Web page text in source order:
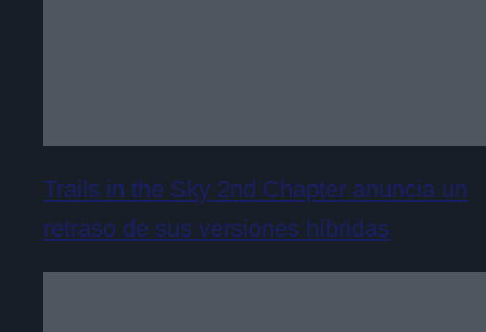
Trails in the Sky 2nd Chapter anuncia un
retraso de sus versiones híbridas